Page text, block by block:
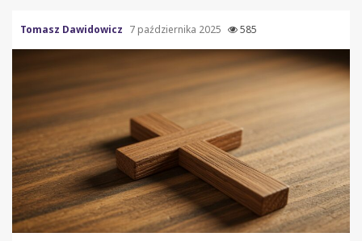
Tomasz Dawidowicz 7 października 2025 585